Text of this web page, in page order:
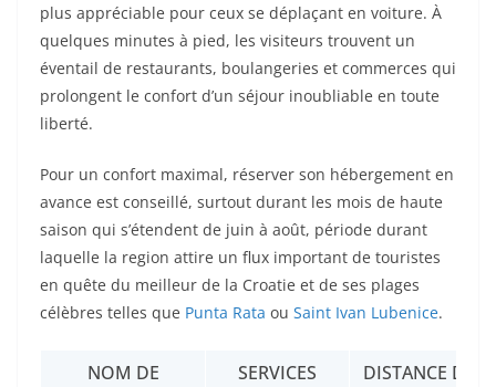
plus appréciable pour ceux se déplaçant en voiture. À
quelques minutes à pied, les visiteurs trouvent un
éventail de restaurants, boulangeries et commerces qui
prolongent le confort d’un séjour inoubliable en toute
liberté.
Pour un confort maximal, réserver son hébergement en
avance est conseillé, surtout durant les mois de haute
saison qui s’étendent de juin à août, période durant
laquelle la region attire un flux important de touristes
en quête du meilleur de la Croatie et de ses plages
célèbres telles que Punta Rata ou Saint Ivan Lubenice.
NOM DE
SERVICES
DISTANCE DE